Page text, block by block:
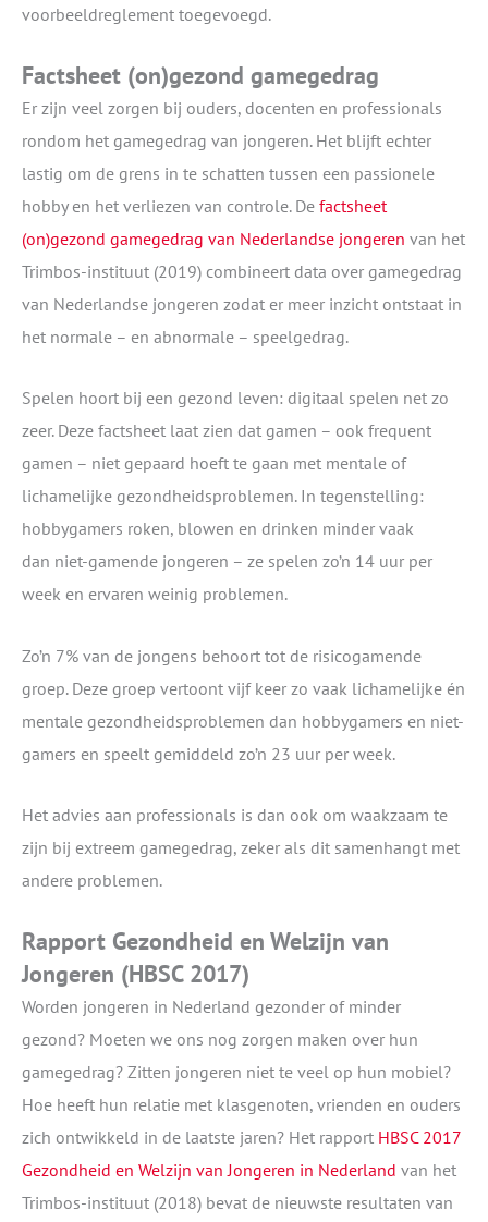
voorbeeldreglement toegevoegd.
Factsheet (on)gezond gamegedrag
Er zijn veel zorgen bij ouders, docenten en professionals
rondom het gamegedrag van jongeren. Het blijft echter
lastig om de grens in te schatten tussen een passionele
hobby en het verliezen van controle. Defactsheet
(on)gezond gamegedrag van Nederlandse jongeren van het
Trimbos-instituut (2019) combineert data over gamegedrag
van Nederlandse jongeren zodat er meer inzicht ontstaat in
het normale – en abnormale – speelgedrag.
Spelen hoort bij een gezond leven: digitaal spelen net zo
zeer. Deze factsheet laat zien dat gamen – ook frequent
gamen – niet gepaard hoeft te gaan met mentale of
lichamelijke gezondheidsproblemen. In tegenstelling:
hobbygamers roken, blowen en drinken minder vaak
dan niet-gamende jongeren – ze spelen zo’n 14 uur per
week en ervaren weinig problemen.
Zo’n 7% van de jongens behoort tot de risicogamende
groep. Deze groep vertoont vijf keer zo vaak lichamelijke én
mentale gezondheidsproblemen dan hobbygamers en niet-
gamers en speelt gemiddeld zo’n 23 uur per week.
Het advies aan professionals is dan ook om waakzaam te
zijn bij extreem gamegedrag, zeker als dit samenhangt met
andere problemen.
Rapport Gezondheid en Welzijn van
Jongeren (HBSC 2017)
Worden jongeren in Nederland gezonder of minder
gezond? Moeten we ons nog zorgen maken over hun
gamegedrag? Zitten jongeren niet te veel op hun mobiel?
Hoe heeft hun relatie met klasgenoten, vrienden en ouders
zich ontwikkeld in de laatste jaren? Het rapport HBSC 2017
Gezondheid en Welzijn van Jongeren in Nederland van het
Trimbos-instituut (2018) bevat de nieuwste resultaten van